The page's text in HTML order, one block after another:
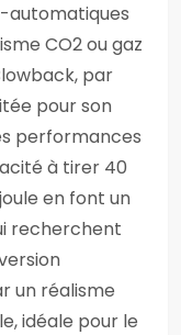
automatiques
CO2 ou gaz
par
pour son
performances
à tirer 40
en font un
recherchent
un réalisme
idéale pour le